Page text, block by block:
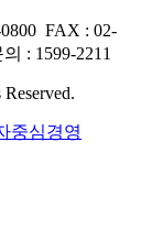
FAX : 02-
: 1599-2211
중심경영